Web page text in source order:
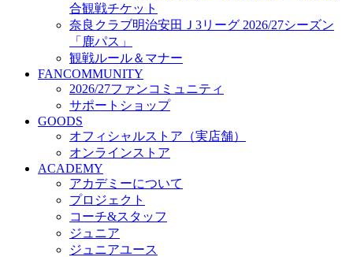
練習拠点（ナラディーア）
SCHOOL
2026/27 パートナー企業
パートナー募集
クラブ理念
クラブ情報
サステナビリティ
Web制作支援
応援プロジェクト
合観戦チケット
奈良クラブ明治安田Ｊ3リーグ 2026/27シーズン
「鹿パス」
観戦ルール＆マナー
FANCOMMUNITY
2026/27ファンコミュニティ
サポートショップ
GOODS
オフィシャルストア（実店舗）
オンラインストア
ACADEMY
アカデミーについて
プロジェクト
コーチ&スタッフ
ジュニア
ジュニアユース